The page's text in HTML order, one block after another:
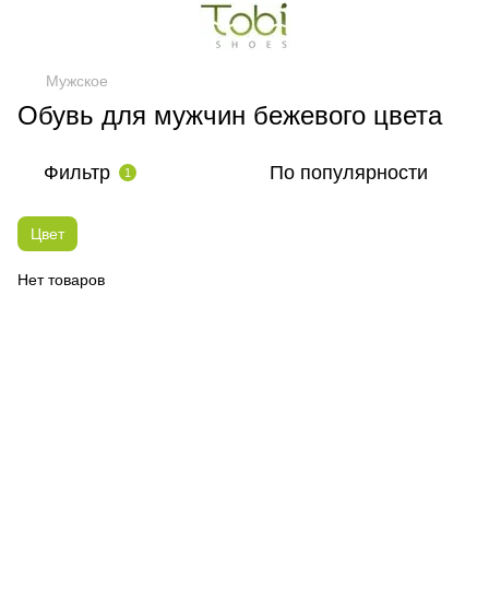
Мужское
Обувь для мужчин бежевого цвета
Фильтр 1 По популярности
Цвет
Нет товаров